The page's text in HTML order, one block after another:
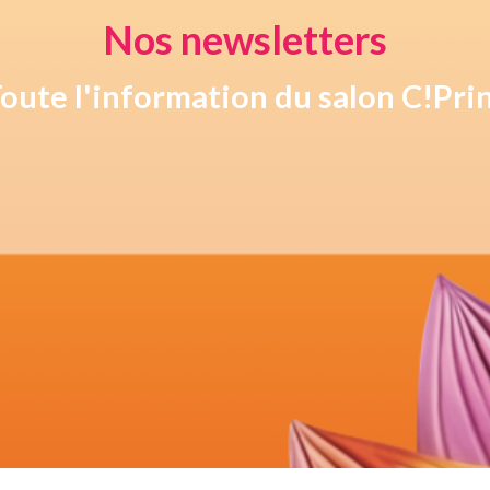
Nos newsletters
l'information du salon